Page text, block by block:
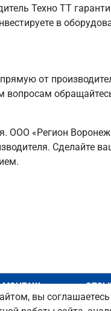
Техно ТТ
в
от
вопросам
ООО «Регион
Сделайте
МОНТАЖ
вы